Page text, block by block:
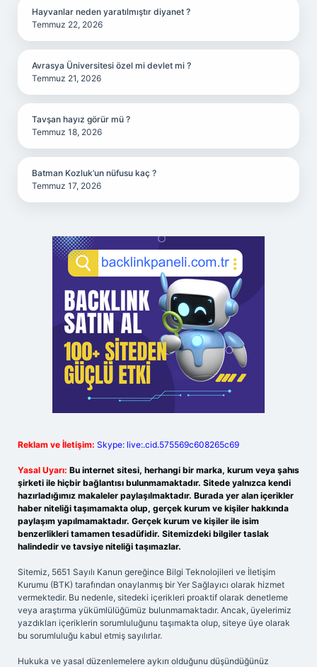
Hayvanlar neden yaratılmıştır diyanet ?
Temmuz 22, 2026
Avrasya Üniversitesi özel mi devlet mi ?
Temmuz 21, 2026
Tavşan hayız görür mü ?
Temmuz 18, 2026
Batman Kozluk’un nüfusu kaç ?
Temmuz 17, 2026
Reklam ve İletişim: Skype: live:.cid.575569c608265c69
Yasal Uyarı: Bu internet sitesi, herhangi bir marka, kurum veya şahıs
şirketi ile hiçbir bağlantısı bulunmamaktadır. Sitede yalnızca kendi
hazırladığımız makaleler paylaşılmaktadır. Burada yer alan içerikler
haber niteliği taşımamakta olup, gerçek kurum ve kişiler hakkında
paylaşım yapılmamaktadır. Gerçek kurum ve kişiler ile isim
benzerlikleri tamamen tesadüfidir. Sitemizdeki bilgiler taslak
halindedir ve tavsiye niteliği taşımazlar.
Sitemiz, 5651 Sayılı Kanun gereğince Bilgi Teknolojileri ve İletişim
Kurumu (BTK) tarafından onaylanmış bir Yer Sağlayıcı olarak hizmet
vermektedir. Bu nedenle, sitedeki içerikleri proaktif olarak denetleme
veya araştırma yükümlülüğümüz bulunmamaktadır. Ancak, üyelerimiz
yazdıkları içeriklerin sorumluluğunu taşımakta olup, siteye üye olarak
bu sorumluluğu kabul etmiş sayılırlar.
Hukuka ve yasal düzenlemelere aykırı olduğunu düşündüğünüz